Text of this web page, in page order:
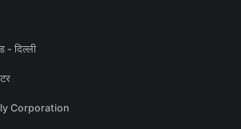
- दिल्ली
Corporation